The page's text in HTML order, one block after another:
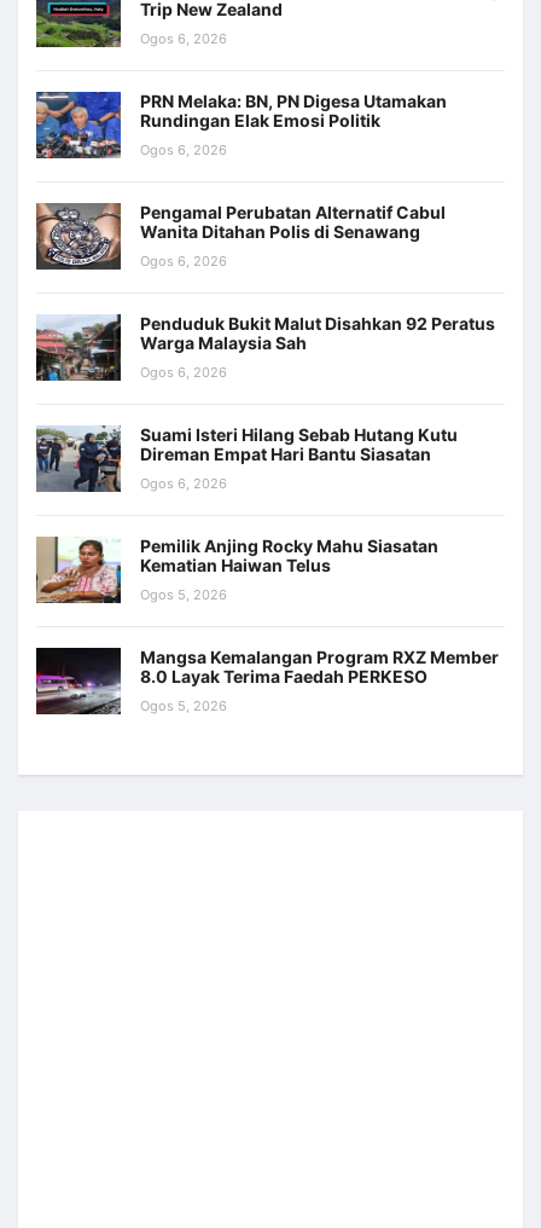
Trip New Zealand
Ogos 6, 2026
PRN Melaka: BN, PN Digesa Utamakan
Rundingan Elak Emosi Politik
Ogos 6, 2026
Pengamal Perubatan Alternatif Cabul
Wanita Ditahan Polis di Senawang
Ogos 6, 2026
Penduduk Bukit Malut Disahkan 92 Peratus
Warga Malaysia Sah
Ogos 6, 2026
Suami Isteri Hilang Sebab Hutang Kutu
Direman Empat Hari Bantu Siasatan
Ogos 6, 2026
Pemilik Anjing Rocky Mahu Siasatan
Kematian Haiwan Telus
Ogos 5, 2026
Mangsa Kemalangan Program RXZ Member
8.0 Layak Terima Faedah PERKESO
Ogos 5, 2026